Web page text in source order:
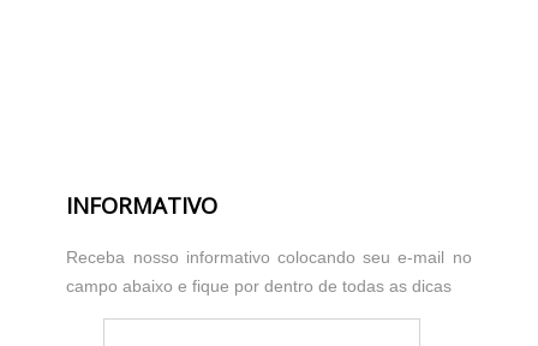
INFORMATIVO
Receba nosso informativo colocando seu e-mail no
campo abaixo e fique por dentro de todas as dicas